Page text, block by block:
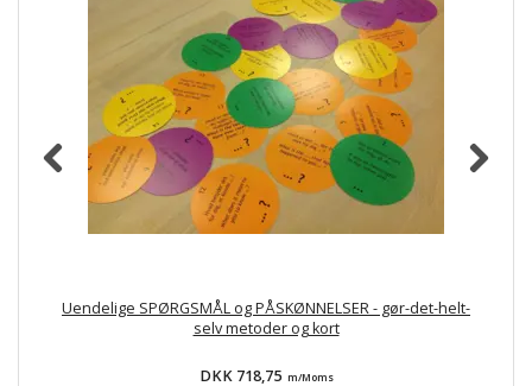
Uendelige SPØRGSMÅL og PÅSKØNNELSER - gør-det-helt-
selv metoder og kort
DKK 718,75 m/Moms